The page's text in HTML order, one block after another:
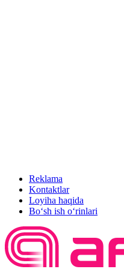
Reklama
Kontaktlar
Loyiha haqida
Bo‘sh ish o‘rinlari